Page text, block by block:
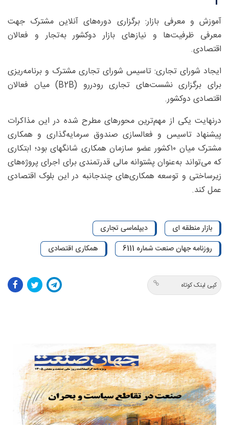
آموزش و معرفی بازار: برگزاری دوره‌های آنلاین مشترک جهت
معرفی ظرفیت‌ها و نیازهای بازار دوکشور به‌تجار و فعالان
اقتصادی.
ایجاد شورای تجاری: تاسیس شورای تجاری مشترک و برنامه‌ریزی
برای برگزاری نشست‌های تجاری رودررو (B2B) میان فعالان
اقتصادی دوکشور.
درنهایت یکی از مهم‌ترین محورهای مطرح شده در این مذاکرات
پیشنهاد تاسیس و فعالسازی صندوق سرمایه‌گذاری و همکاری
مشترک میان ۱۰کشور عضو سازمان همکاری شانگهای بود؛ ابتکاری
که می‌تواند به‌عنوان پشتوانه مالی قدرتمندی برای اجرای پروژه‌های
زیرساختی و توسعه همکاری‌های چندجانبه در این بلوک اقتصادی
عمل کند.
بازار منطقه ای
دیپلماسی تجاری
روزنامه جهان صنعت شماره 6111
همکاری اقتصادی
کپی لینک کوتاه